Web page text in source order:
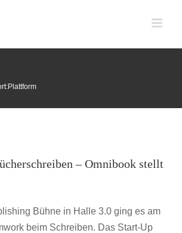
Plattform
– Omnibook stellt
Bühne in Halle 3.0 ging es am
beim Schreiben. Das Start-Up